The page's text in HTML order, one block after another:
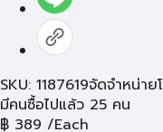
SKU: 1187619จัดจำหน่าย
มีคนซื้อไปแล้ว 25 คน
฿ 389 /Each